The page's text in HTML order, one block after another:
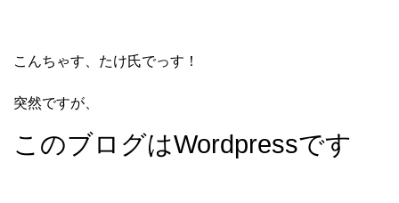
こんちゃす、たけ氏でっす！
突然ですが、
このブログはWordpressです